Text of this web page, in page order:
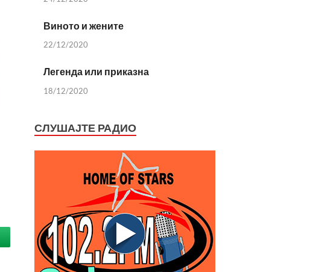
Виното и жените
22/12/2020
Легенда или приказна
18/12/2020
СЛУШАЈТЕ РАДИО